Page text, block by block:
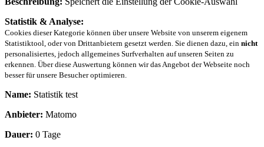
Statistik & Analyse:
Cookies dieser Kategorie können über unsere Website von unserem eigenem
Statistiktool, oder von Drittanbietern gesetzt werden. Sie dienen dazu, ein nicht
personalisiertes, jedoch allgemeines Surfverhalten auf unseren Seiten zu
erkennen. Über diese Auswertung können wir das Angebot der Webseite noch
besser für unsere Besucher optimieren.
Name: Statistik test
Anbieter: Matomo
Dauer: 0 Tage